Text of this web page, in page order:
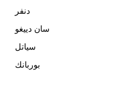
دنفر
سان دييغو
سياتل
بوربانك